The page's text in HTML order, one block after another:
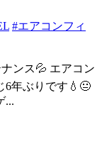
#エアコンフィ
ンス💦 エアコン
6年ぶりです💧😐️
...